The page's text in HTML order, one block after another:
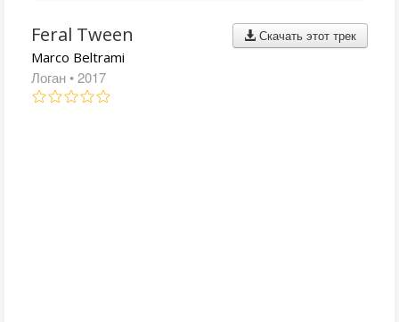
Скачать этот трек
Feral Tween
Marco Beltrami
Логан • 2017